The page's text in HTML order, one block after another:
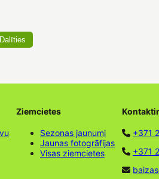
Dalīties
Ziemcietes
Sezonas jaunumi
Jaunas fotogrāfijas
Visas ziemcietes
+371
+371